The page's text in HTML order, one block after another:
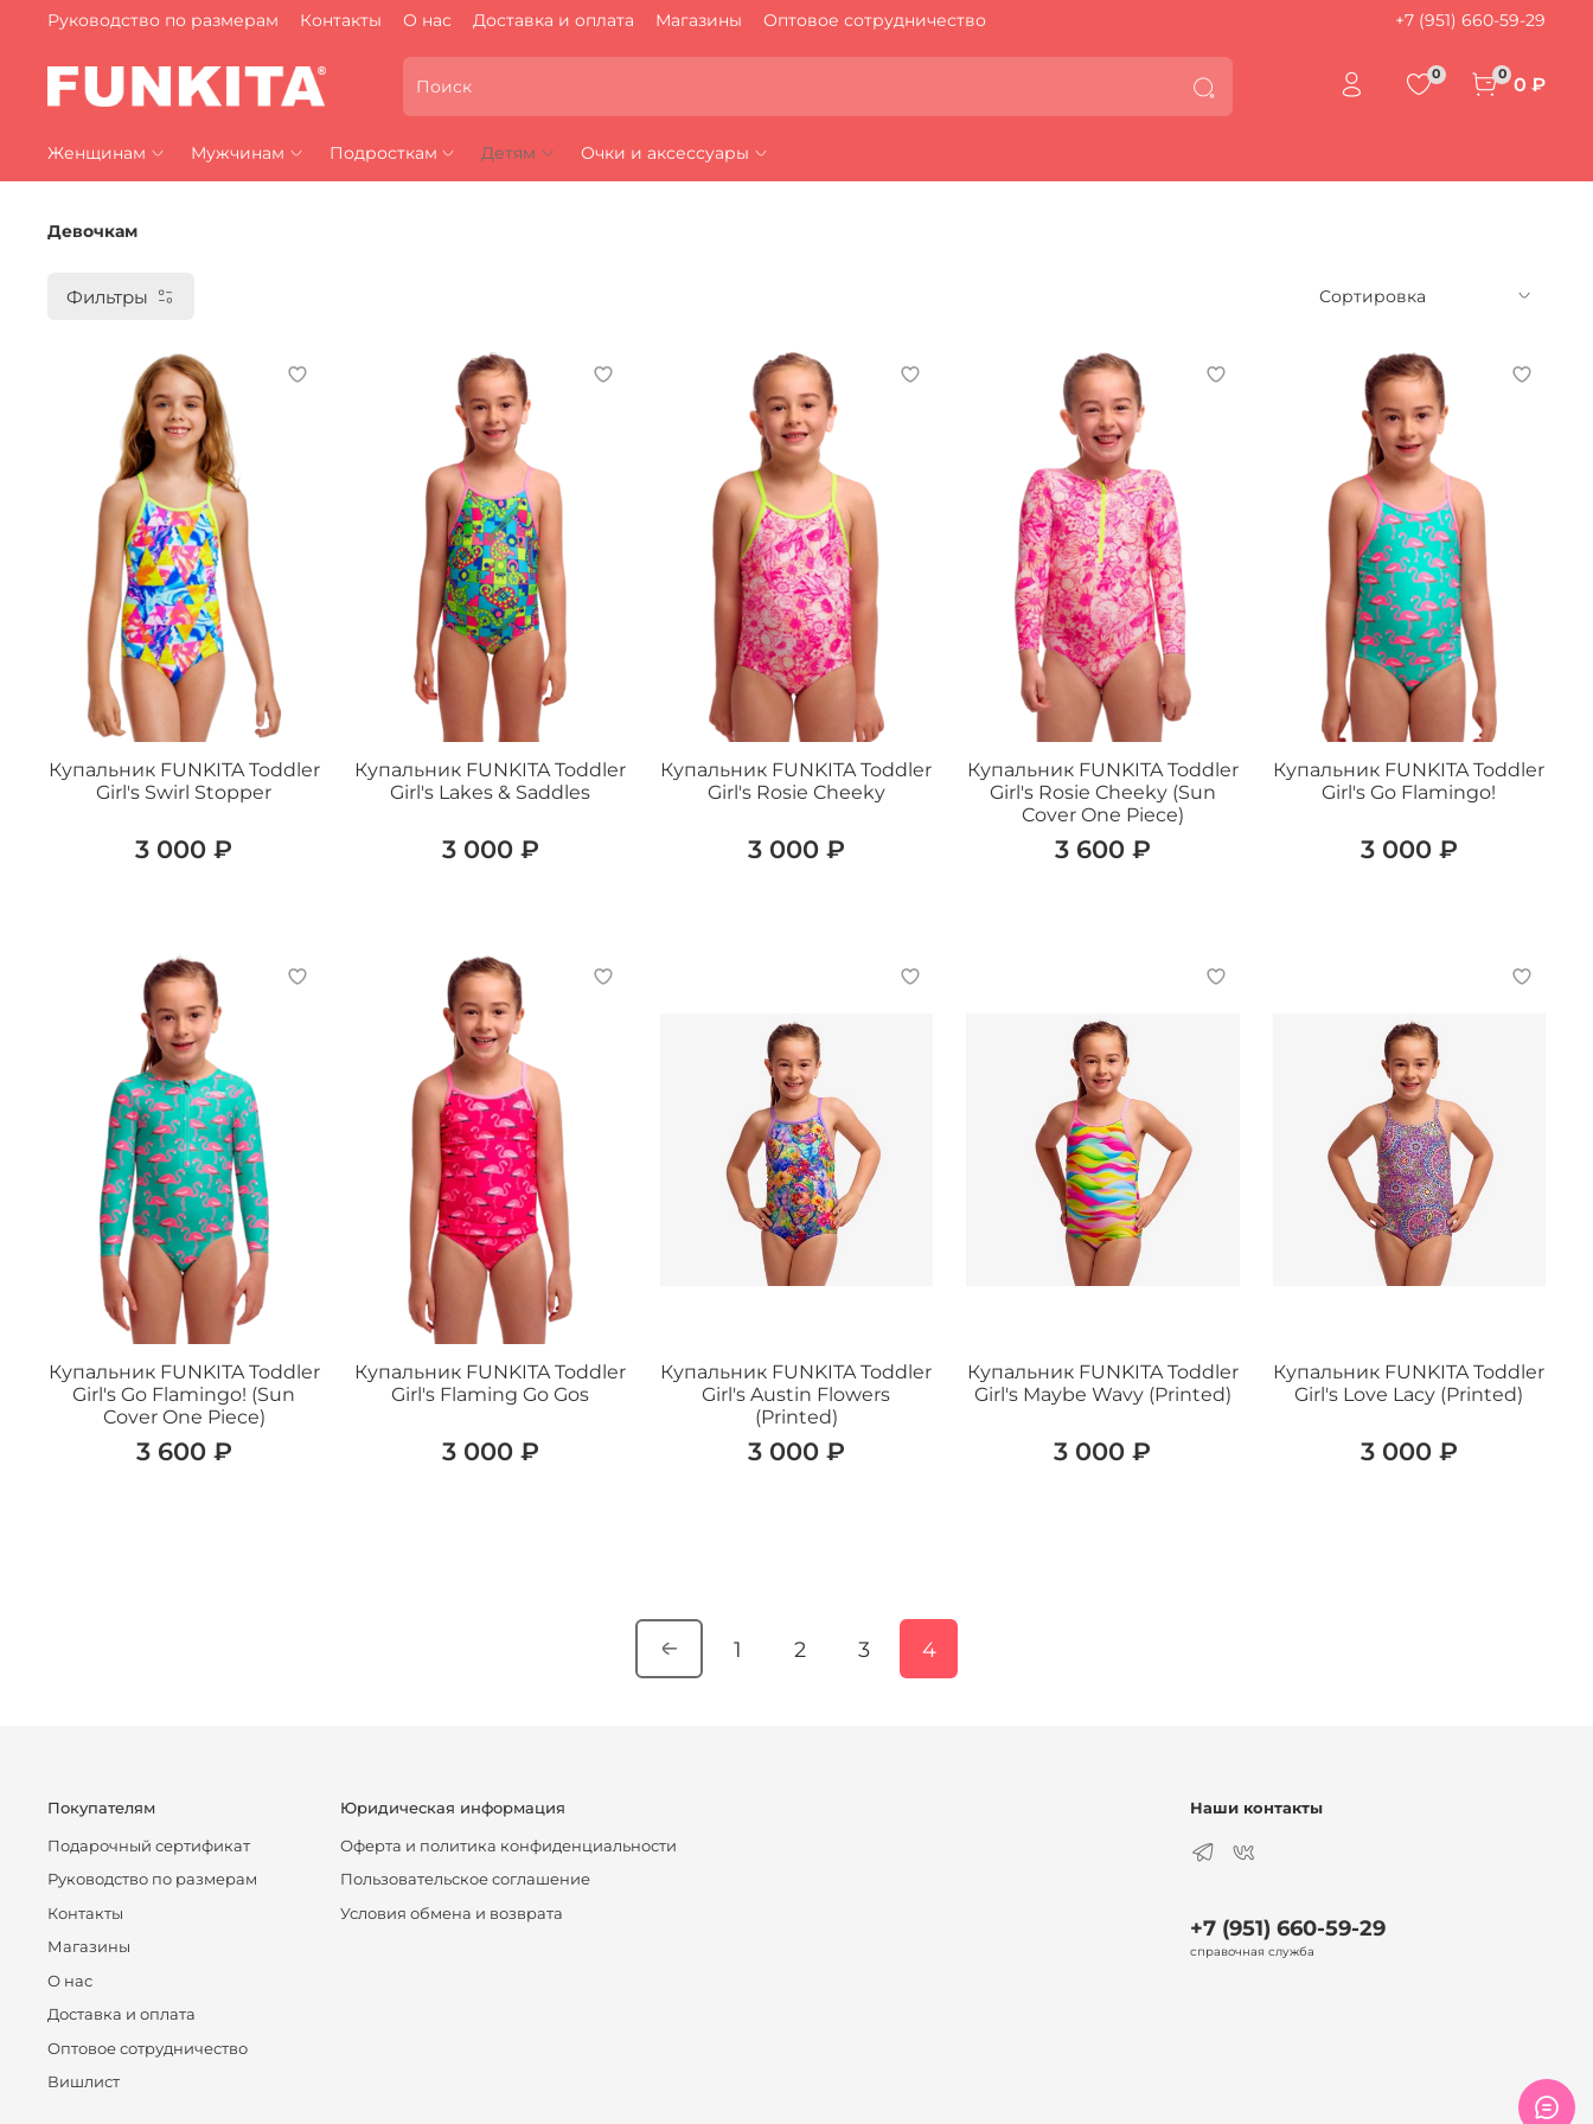
Руководство по размерам Контакты О нас Доставка и оплата Магазины Оптовое сотрудничество +7 (951) 660-59-29
0 0 0 ₽
Женщинам Мужчинам Подросткам Детям Очки и аксессуары
Девочкам
Фильтры
Купальник FUNKITA Toddler
Girl's Swirl Stopper
3 000 ₽
Купальник FUNKITA Toddler
Girl's Lakes & Saddles
3 000 ₽
Купальник FUNKITA Toddler
Girl's Rosie Cheeky
3 000 ₽
Купальник FUNKITA Toddler
Girl's Rosie Cheeky (Sun
Cover One Piece)
3 600 ₽
Купальник FUNKITA Toddler
Girl's Go Flamingo!
3 000 ₽
Купальник FUNKITA Toddler
Girl's Go Flamingo! (Sun
Cover One Piece)
3 600 ₽
Купальник FUNKITA Toddler
Girl's Flaming Go Gos
3 000 ₽
Купальник FUNKITA Toddler
Girl's Austin Flowers
(Printed)
3 000 ₽
Купальник FUNKITA Toddler
Girl's Maybe Wavy (Printed)
3 000 ₽
Купальник FUNKITA Toddler
Girl's Love Lacy (Printed)
3 000 ₽
1 2 3 4
Покупателям
Подарочный сертификат
Руководство по размерам
Контакты
Магазины
О нас
Доставка и оплата
Оптовое сотрудничество
Вишлист
Юридическая информация
Оферта и политика конфиденциальности
Пользовательское соглашение
Условия обмена и возврата
Наши контакты
+7 (951) 660-59-29
справочная служба